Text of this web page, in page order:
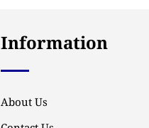
Information
About Us